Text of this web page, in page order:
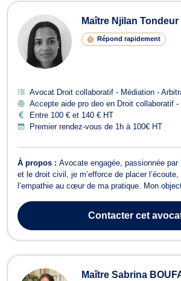
Avocats en Droit
Maître Njilan Tondeur
Répond rapidement
Avocat Droit collaboratif - Médiation -
Accepte aide pro deo en Droit collaboratif
Entre 100 € et 140 € HT
Premier rendez-vous de 1h à 100€ HT
À propos : Avocate engagée, passionnée
et le droit civil, je m’efforce de placer
l’empathie au cœur de ma pratique. Mon
vous apportant des solutions juridiques
personnalisées. Formée aux modes a...
Contactercet
Maître Sabrina